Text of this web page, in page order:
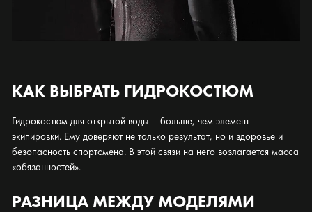
КАК ВЫБРАТЬ ГИДРОКОСТЮМ
Гидрокостюм для открытой воды – больше, чем элемент
экипировки. Ему доверяют не только результат, но и здоровье и
безопасность спортсмена. В этой связи на него возлагается масса
«обязанностей».
РАЗНИЦА МЕЖДУ МОДЕЛЯМИ